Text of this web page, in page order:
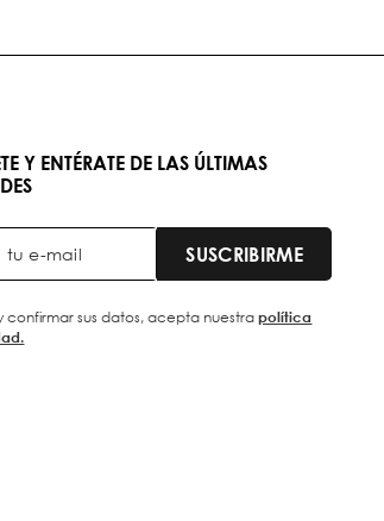
Y ENTÉRATE DE LAS ÚLTIMAS
SUSCRIBIRME
confirmar sus datos, acepta nuestrapolítica